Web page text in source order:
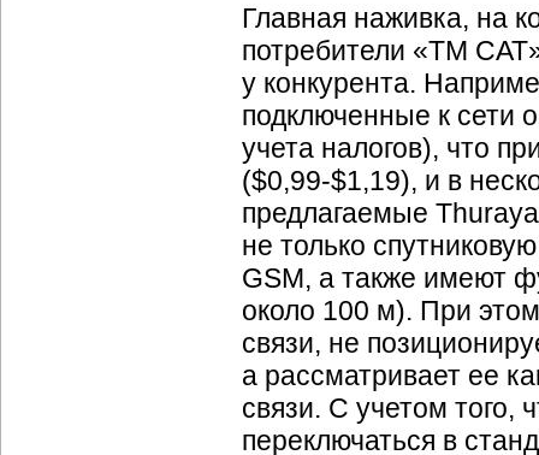
Главная наживка, на
потребители «TM
у конкурента.
подключенные к сети
учета налогов), что
($0,99-$1,19), и в
предлагаемые
не только
GSM, а также имеют
около 100 м). При
связи, не
а рассматривает ее
связи. С учетом того,
переключаться в